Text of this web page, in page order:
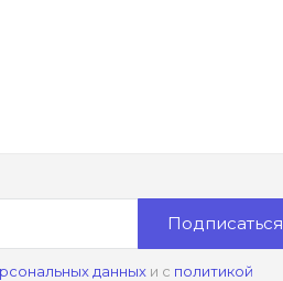
Подписаться
данныхи с политикой